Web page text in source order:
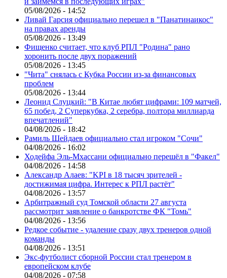
05/08/2026 - 14:52
Ливай Гарсия официально перешел в "Панатинаикос"
на правах аренды
05/08/2026 - 13:49
Фищенко считает, что клуб РПЛ "Родина" рано
хоронить после двух поражений
05/08/2026 - 13:45
"Чита" снялась с Кубка России из-за финансовых
проблем
05/08/2026 - 13:44
Леонид Слуцкий: "В Китае любят цифрами: 109 матчей,
65 побед, 2 Суперкубка, 2 серебра, полтора миллиарда
впечатлений"
04/08/2026 - 18:42
Рамиль Шейдаев официально стал игроком "Сочи"
04/08/2026 - 16:02
Ходейфа Эль-Мхассани официально перешёл в "Факел"
04/08/2026 - 14:58
Александр Алаев: "KPI в 18 тысяч зрителей -
достижимая цифра. Интерес к РПЛ растёт"
04/08/2026 - 13:57
Арбитражный суд Томской области 27 августа
рассмотрит заявление о банкротстве ФК "Томь"
04/08/2026 - 13:56
Редкое событие - удаление сразу двух тренеров одной
команды
04/08/2026 - 13:51
Экс-футболист сборной России стал тренером в
европейском клубе
04/08/2026 - 07:58